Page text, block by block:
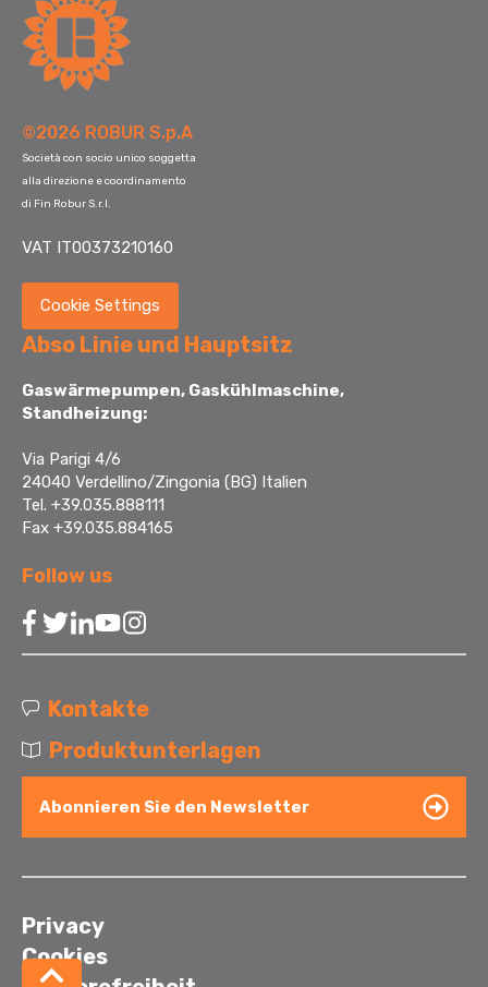
©2026 ROBUR S.p.A
Società con socio unico soggetta
alla direzione e coordinamento
di Fin Robur S.r.l.
VAT IT00373210160
Cookie Settings
Abso Linie und Hauptsitz
Gaswärmepumpen, Gaskühlmaschine,
Standheizung:
Via Parigi 4/6
24040 Verdellino/Zingonia (BG) Italien
Tel. +39.035.888111
Fax +39.035.884165
Follow us
Kontakte
Produktunterlagen
Abonnieren Sie den Newsletter
Privacy
Cookies